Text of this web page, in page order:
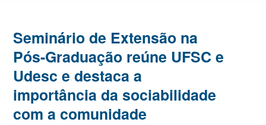
Seminário de Extensão na
Pós-Graduação reúne UFSC e
Udesc e destaca a
importância da sociabilidade
com a comunidade